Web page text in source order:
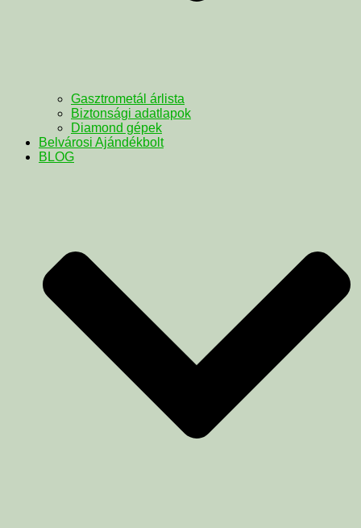
Gasztrometál árlista
Biztonsági adatlapok
Diamond gépek
Belvárosi Ajándékbolt
BLOG